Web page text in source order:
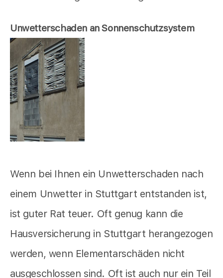
Unwetterschaden an Sonnenschutzsystem
Wenn bei Ihnen ein Unwetterschaden nach
einem Unwetter in Stuttgart entstanden ist,
ist guter Rat teuer. Oft genug kann die
Hausversicherung in Stuttgart herangezogen
werden, wenn Elementarschäden nicht
ausgeschlossen sind. Oft ist auch nur ein Teil